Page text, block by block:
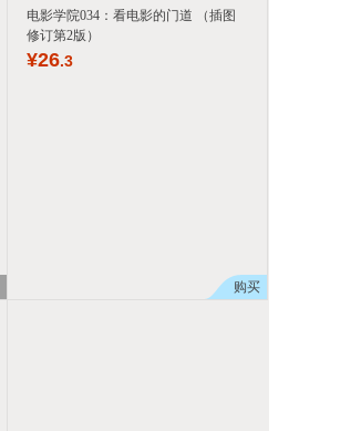
电影学院034：看电影的门道 （插图
修订第2版）
¥26.3
购买